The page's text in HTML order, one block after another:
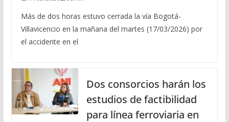
Más de dos horas estuvo cerrada la vía Bogotá-
Villavicencio en la mañana del martes (17/03/2026) por
el accidente en el
Dos consorcios harán los
estudios de factibilidad
para línea ferroviaria en